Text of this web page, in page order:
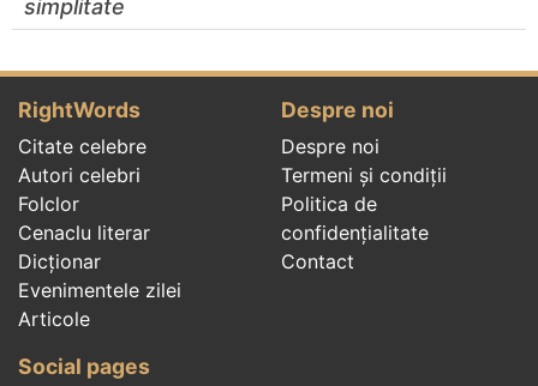
simplitate
RightWords
Citate celebre
Autori celebri
Folclor
Cenaclu literar
Dicționar
Evenimentele zilei
Articole
Despre noi
Despre noi
Termeni și condiții
Politica de
confidenţialitate
Contact
Social pages